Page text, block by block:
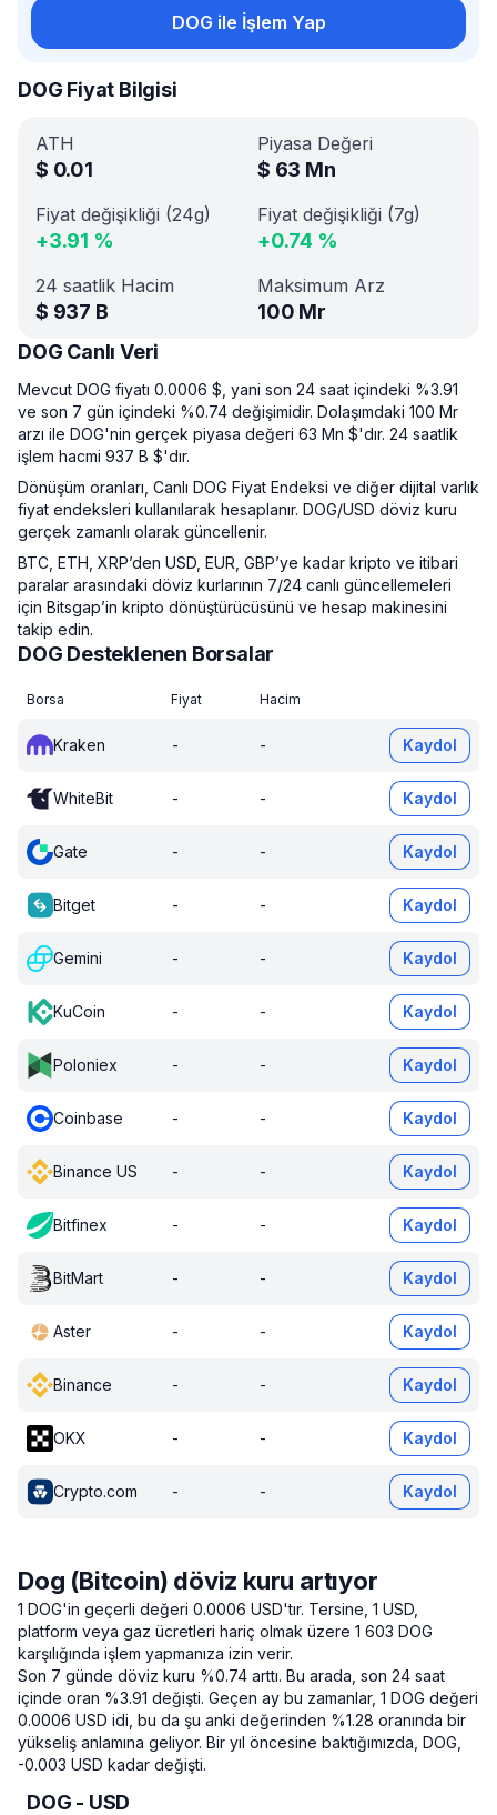
DOG ile İşlem Yap
DOG Fiyat Bilgisi
ATH
$ 0.01
Piyasa Değeri
$ 63 Mn
Fiyat değişikliği (24g)
+3.91 %
Fiyat değişikliği (7g)
+0.74 %
24 saatlik Hacim
$ 937 B
Maksimum Arz
100 Mr
DOG Canlı Veri
Mevcut DOG fiyatı 0.0006 $, yani son 24 saat içindeki %3.91
ve son 7 gün içindeki %0.74 değişimidir. Dolaşımdaki 100 Mr
arzı ile DOG'nin gerçek piyasa değeri 63 Mn $'dır. 24 saatlik
işlem hacmi 937 B $'dır.
Dönüşüm oranları, Canlı DOG Fiyat Endeksi ve diğer dijital varlık
fiyat endeksleri kullanılarak hesaplanır. DOG/USD döviz kuru
gerçek zamanlı olarak güncellenir.
BTC, ETH, XRP’den USD, EUR, GBP’ye kadar kripto ve itibari
paralar arasındaki döviz kurlarının 7/24 canlı güncellemeleri
için Bitsgap’in kripto dönüştürücüsünü ve hesap makinesini
takip edin.
DOG Desteklenen Borsalar
Borsa Fiyat Hacim
Kraken - - Kaydol
WhiteBit - - Kaydol
Gate - - Kaydol
Bitget - - Kaydol
Gemini - - Kaydol
KuCoin - - Kaydol
Poloniex - - Kaydol
Coinbase - - Kaydol
Binance US - - Kaydol
Bitfinex - - Kaydol
BitMart - - Kaydol
Aster - - Kaydol
Binance - - Kaydol
OKX - - Kaydol
Crypto.com - - Kaydol
Dog (Bitcoin) döviz kuru artıyor
1 DOG'in geçerli değeri 0.0006 USD'tır. Tersine, 1 USD,
platform veya gaz ücretleri hariç olmak üzere 1 603 DOG
karşılığında işlem yapmanıza izin verir.
Son 7 günde döviz kuru %0.74 arttı. Bu arada, son 24 saat
içinde oran %3.91 değişti. Geçen ay bu zamanlar, 1 DOG değeri
0.0006 USD idi, bu da şu anki değerinden %1.28 oranında bir
yükseliş anlamına geliyor. Bir yıl öncesine baktığımızda, DOG,
-0.003 USD kadar değişti.
DOG - USD